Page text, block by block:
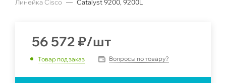
Линейка Cisco — Catalyst 9200, 9200L
56 572 ₽/шт
Товар под заказ Вопросы по товару?